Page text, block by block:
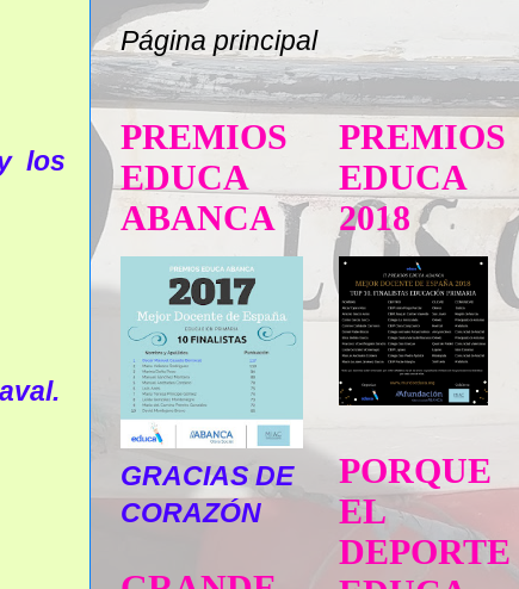
los
Página principal
PREMIOS
EDUCA
ABANCA
GRACIAS DE
CORAZÓN
PREMIOS
EDUCA
2018
PORQUE
EL
DEPORTE